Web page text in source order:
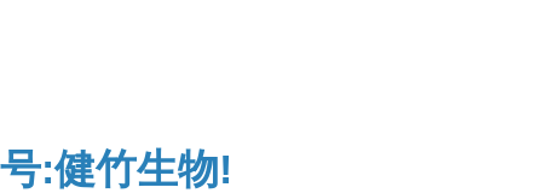
号:健竹生物!